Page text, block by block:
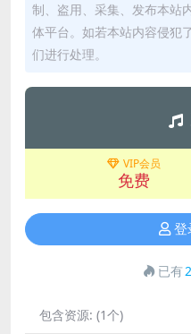
制、盗用、采集、发布本站
体平台。如若本站内容侵犯
们进行处理。
VIP会员
免费
登
已有2
包含资源: (1个)